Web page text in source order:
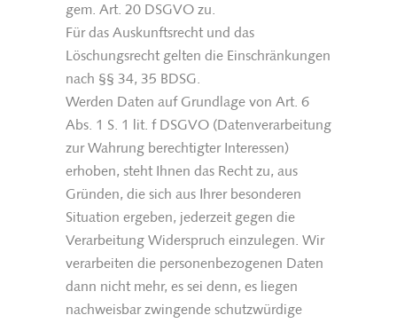
gem. Art. 20 DSGVO zu.
Für das Auskunftsrecht und das
Löschungsrecht gelten die Einschränkungen
nach §§ 34, 35 BDSG.
Werden Daten auf Grundlage von Art. 6
Abs. 1 S. 1 lit. f DSGVO (Datenverarbeitung
zur Wahrung berechtigter Interessen)
erhoben, steht Ihnen das Recht zu, aus
Gründen, die sich aus Ihrer besonderen
Situation ergeben, jederzeit gegen die
Verarbeitung Widerspruch einzulegen. Wir
verarbeiten die personenbezogenen Daten
dann nicht mehr, es sei denn, es liegen
nachweisbar zwingende schutzwürdige